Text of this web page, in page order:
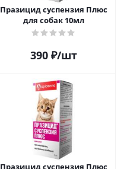
Празицид суспензия Плюс
для собак 10мл
390₽/шт
Празицид суспензия Плюс